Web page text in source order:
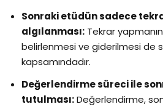
Sonraki etüdün sadece
algılanması: Tekrar
belirlenmesi ve giderilmesi de
kapsamındadır.
Değerlendirme süreci ile
tutulması:Değerlendirme,